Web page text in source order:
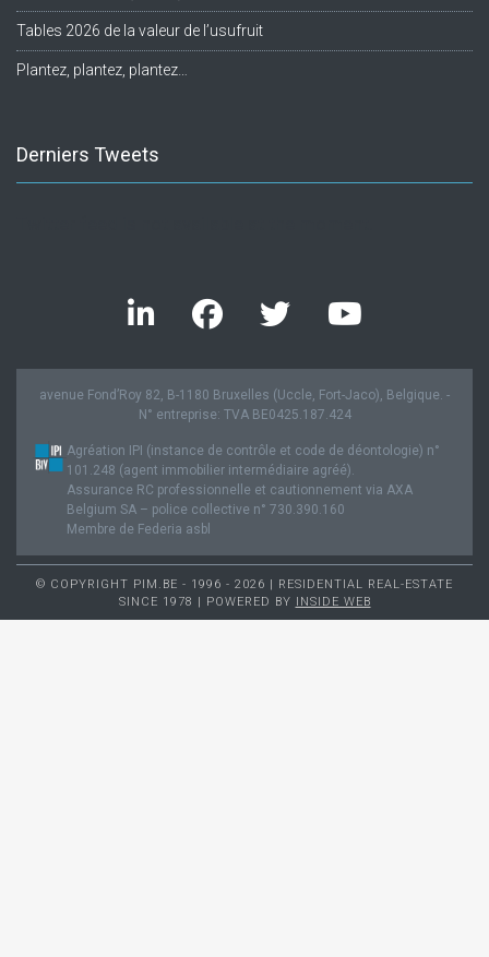
Tables 2026 de la valeur de l’usufruit
Plantez, plantez, plantez…
Derniers Tweets
avenue Fond’Roy 82, B-1180 Bruxelles (Uccle, Fort-Jaco), Belgique. -
N° entreprise: TVA BE0425.187.424
Agréation IPI (instance de contrôle et code de déontologie) n°
101.248 (agent immobilier intermédiaire agréé).
Assurance RC professionnelle et cautionnement via AXA
Belgium SA – police collective n° 730.390.160
Membre de Federia asbl
© COPYRIGHT PIM.BE - 1996 - 2026 | RESIDENTIAL REAL-ESTATE
SINCE 1978 | POWERED BY INSIDE WEB